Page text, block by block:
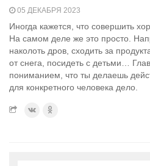
05 ДЕКАБРЯ 2023
Иногда кажется, что совершить
На самом деле же это просто.
наколоть дров, сходить за
от снега, посидеть с детьми…
пониманием, что ты делаешь
для конкретного человека дело.